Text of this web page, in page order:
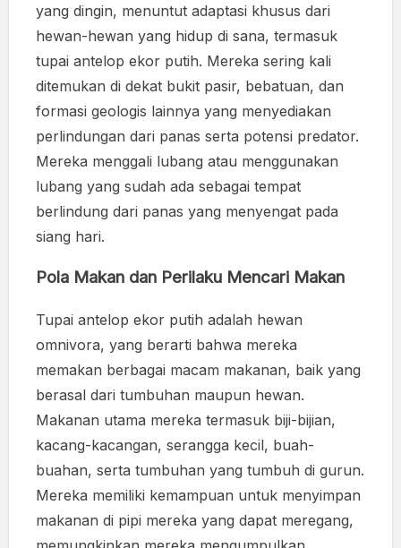
yang dingin, menuntut adaptasi khusus dari
hewan-hewan yang hidup di sana, termasuk
tupai antelop ekor putih. Mereka sering kali
ditemukan di dekat bukit pasir, bebatuan, dan
formasi geologis lainnya yang menyediakan
perlindungan dari panas serta potensi predator.
Mereka menggali lubang atau menggunakan
lubang yang sudah ada sebagai tempat
berlindung dari panas yang menyengat pada
siang hari.
Pola Makan dan Perilaku Mencari Makan
Tupai antelop ekor putih adalah hewan
omnivora, yang berarti bahwa mereka
memakan berbagai macam makanan, baik yang
berasal dari tumbuhan maupun hewan.
Makanan utama mereka termasuk biji-bijian,
kacang-kacangan, serangga kecil, buah-
buahan, serta tumbuhan yang tumbuh di gurun.
Mereka memiliki kemampuan untuk menyimpan
makanan di pipi mereka yang dapat meregang,